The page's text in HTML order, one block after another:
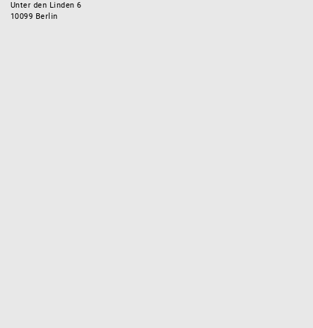
Unter den Linden 6
10099 Berlin